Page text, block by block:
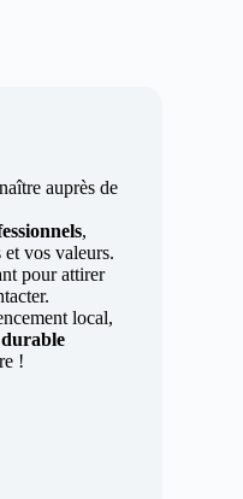
auprès de
,
vos valeurs.
pour attirer
local,
durable
!